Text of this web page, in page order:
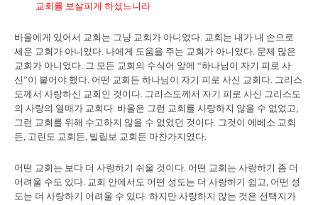
교회를 보살피게 하셨느니라
바울에게 있어서 교회는 그냥 교회가 아니었다. 교회는 내가 내 손으로
세운 교회가 아니었다. 나에게 도움을 주는 교회가 아니었다. 문제 많은
교회가 아니었다. 그 모든 교회의 수식어 앞에 “하나님이 자기 피로 사
신”이 붙어야 했다. 어떤 교회든 하나님이 자기 피로 사신 교회다. 그리스
도께서 사랑하신 교회인 것이다. 그리스도께서 자기 피로 사신 그리스도
의 사랑의 열매가 교회다. 바울은 그런 교회를 사랑하지 않을 수 없었고,
그런 교회를 위해 수고하지 않을 수 없었던 것이다. 그것이 에베소 교회
든, 고린도 교회든, 빌립보 교회든 마찬가지였다.
어떤 교회는 보다 더 사랑하기 쉬울 것이다. 어떤 교회는 사랑하기 좀 더
어려울 수도 있다. 교회 안에서도 어떤 성도는 더 사랑하기 쉽고, 어떤 성
도는 더 사랑하기 어려울 수 있다. 하지만 사랑하지 않는 것은 선택지가